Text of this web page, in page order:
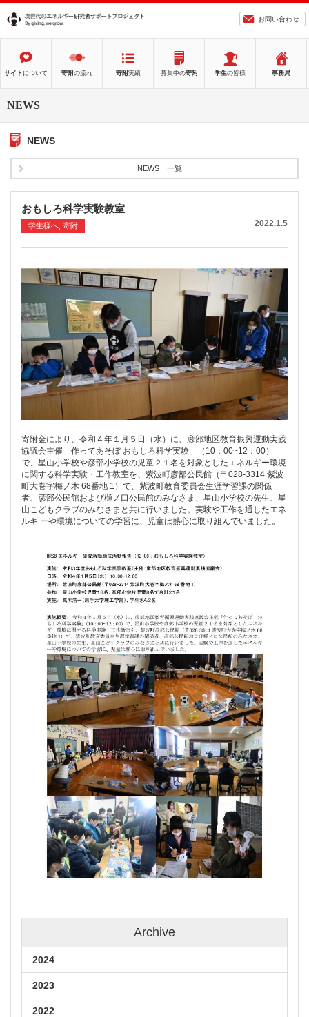
お問い合わせ
サイト について 寄附の流れ 寄附実績 募集中の寄附 学生の皆様 事務局
NEWS
NEWS
NEWS 一覧
おもしろ科学実験教室
学生様へ, 寄附 2022.1.5
寄附金により、令和４年１月５日（水）に、彦部地区教育振興運動実践
協議会主催「作ってあそぼ おもしろ科学実験」（10：00~12：00）
で、星山小学校や彦部小学校の児童２１名を対象としたエネルギー環境
に関する科学実験・工作教室を、紫波町彦部公民館（〒028-3314 紫波
町大巻字梅ノ木 68番地 1）で、紫波町教育委員会生涯学習課の関係
者、彦部公民館および樋ノ口公民館のみなさま、星山小学校の先生、星
山こどもクラブのみなさまと共に行いました。実験や工作を通したエネ
ルギ ーや環境についての学習に、児童は熱心に取り組んでいました。
Archive
2024
2023
2022